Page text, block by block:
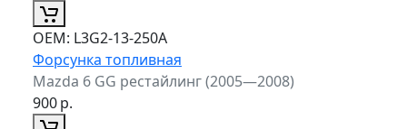
ОЕМ: L3G2-13-250A
Форсунка топливная
Mazda 6 GG рестайлинг (2005—2008)
900р.